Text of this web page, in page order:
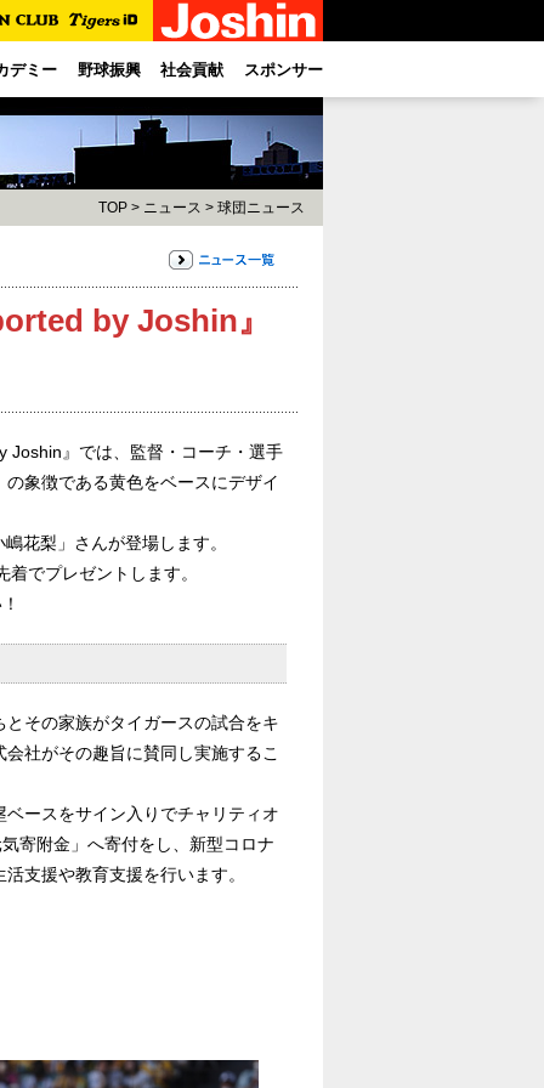
デミー 野球振興 社会貢献 スポンサー
TOP > ニュース > 球団ニュース
by Joshin』
Joshin』では、監督・コーチ・選手
象徴である黄色をベースにデザイ
花梨」さんが登場します。
でプレゼントします。
その家族がタイガースの試合をキ
社がその趣旨に賛同し実施するこ
ースをサイン入りでチャリティオ
寄附金」へ寄付をし、新型コロナ
支援や教育支援を行います。